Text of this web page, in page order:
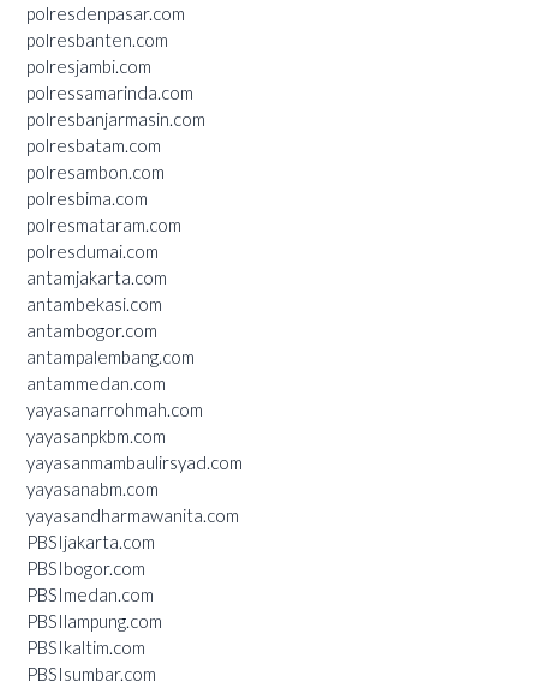
polresdenpasar.com
polresbanten.com
polresjambi.com
polressamarinda.com
polresbanjarmasin.com
polresbatam.com
polresambon.com
polresbima.com
polresmataram.com
polresdumai.com
antamjakarta.com
antambekasi.com
antambogor.com
antampalembang.com
antammedan.com
yayasanarrohmah.com
yayasanpkbm.com
yayasanmambaulirsyad.com
yayasanabm.com
yayasandharmawanita.com
PBSIjakarta.com
PBSIbogor.com
PBSImedan.com
PBSIlampung.com
PBSIkaltim.com
PBSIsumbar.com